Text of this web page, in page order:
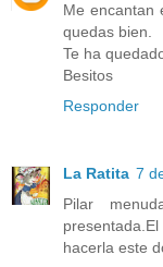
Me encantan
quedas bien.
Te ha
Besitos
Responder
La Ratita 7
Pilar
hacerla este